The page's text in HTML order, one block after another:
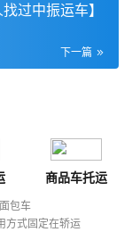
过中振运车】
下一篇
商品车托运
包车
方式固定在轿运